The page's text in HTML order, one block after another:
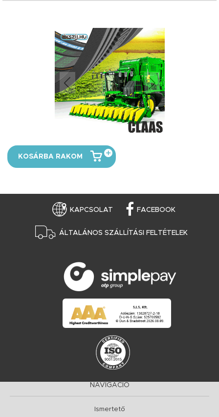
KOSÁRBA RAKOM
KAPCSOLAT FACEBOOK
ÁLTALÁNOS SZÁLLÍTÁSI FELTÉTELEK
NAVIGÁCIÓ
Ismertető